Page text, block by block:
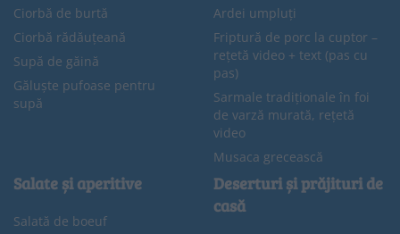
Ciorbă de burtă
Ciorbă rădăuțeană
Supă de găină
Găluște pufoase pentru
supă
Ardei umpluți
Friptură de porc la cuptor –
rețetă video + text (pas cu
pas)
Sarmale tradiționale în foi
de varză murată, rețetă
video
Musaca grecească
Salate și aperitive
Salată de boeuf
Deserturi și prăjituri de
casă